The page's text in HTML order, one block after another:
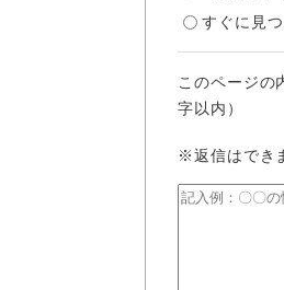
すぐに見
このページの
字以内）
※返信はでき